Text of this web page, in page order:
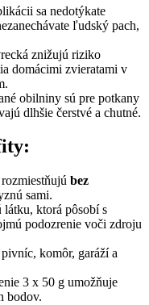
sa nedotýkate
ľudský pach,
znižujú riziko
domácimi zvieratami v
obilniny sú pre potkany
dlhšie čerstvé a chutné.
bez
sami.
látku, ktorá pôsobí s
podozrenie voči zdroju
komôr, garáží a
3 x 50 g umožňuje
bodov.